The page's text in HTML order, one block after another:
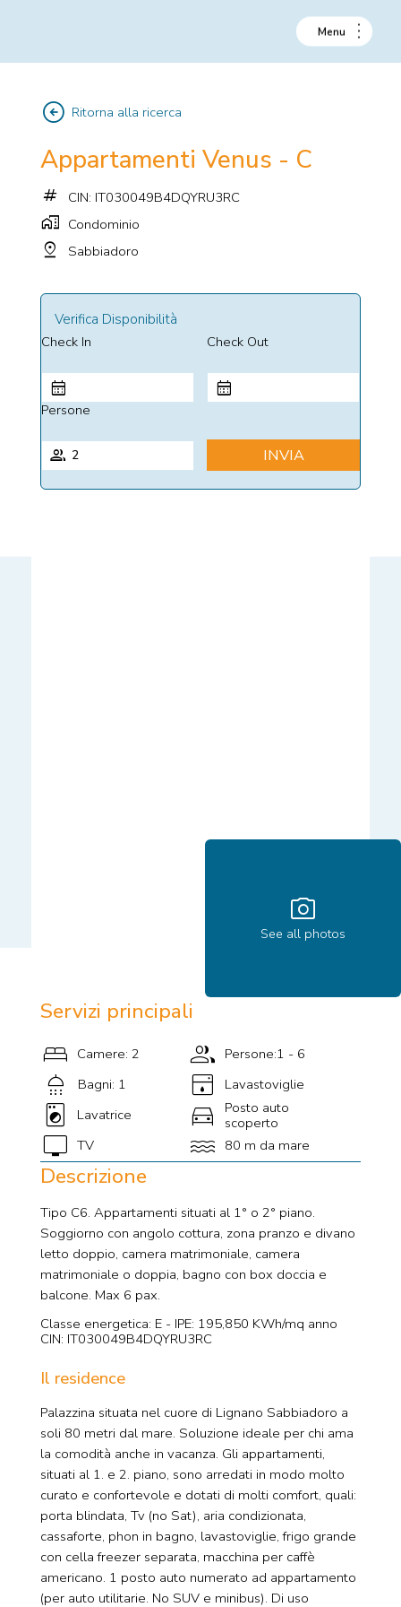
arrow_circle_left Ritorna alla ricerca
Appartamenti Venus - C
tag CIN: IT030049B4DQYRU3RC
home_work Condominio
pin_drop Sabbiadoro
Verifica Disponibilità
Check In Check Out
Persone
INVIA
photo_camera
See all photos
Servizi principali
bed Camere: 2 group Persone:1 - 6
shower Bagni: 1 dishwasher Lavastoviglie
local_laundry_service Lavatrice directions_car
Posto auto
scoperto
tv TV water 80 m da mare
Descrizione
Tipo C6. Appartamenti situati al 1° o 2° piano.
Soggiorno con angolo cottura, zona pranzo e divano
letto doppio, camera matrimoniale, camera
matrimoniale o doppia, bagno con box doccia e
balcone. Max 6 pax.
Classe energetica: E - IPE: 195,850 KWh/mq anno
CIN: IT030049B4DQYRU3RC
Il residence
Palazzina situata nel cuore di Lignano Sabbiadoro a
soli 80 metri dal mare. Soluzione ideale per chi ama
la comodità anche in vacanza. Gli appartamenti,
situati al 1. e 2. piano, sono arredati in modo molto
curato e confortevole e dotati di molti comfort, quali:
porta blindata, Tv (no Sat), aria condizionata,
cassaforte, phon in bagno, lavastoviglie, frigo grande
con cella freezer separata, macchina per caffè
americano. 1 posto auto numerato ad appartamento
(per auto utilitarie. No SUV e minibus). Di uso